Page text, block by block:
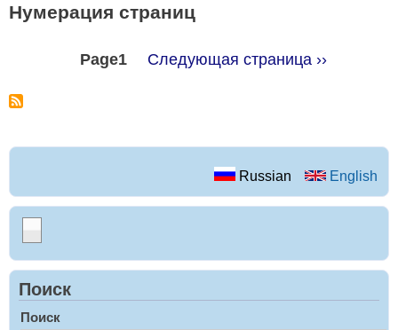
Нумерация страниц
Page1 Следующая страница ››
Russian English
Поиск
Поиск